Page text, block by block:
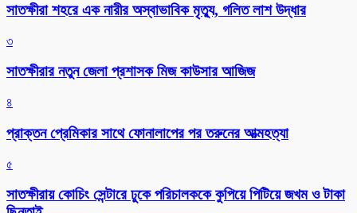
সাতক্ষীরা শহরে এক নারীর অস্বাভাবিক মৃত্যু, গলিত লাশ উদ্ধার
৩
সাতক্ষীরার নতুন জেলা প্রশাসক মিজ কাউসার আজিজ
৪
প্রাক্তন প্রেমিকার সাথে ফোনালাপের পর তরুনের আত্মহত্যা
৫
সাতক্ষীরায় কোচিং সেন্টারে ঢুকে পরিচালককে কুপিয়ে পিটিয়ে জখম ও টাকা